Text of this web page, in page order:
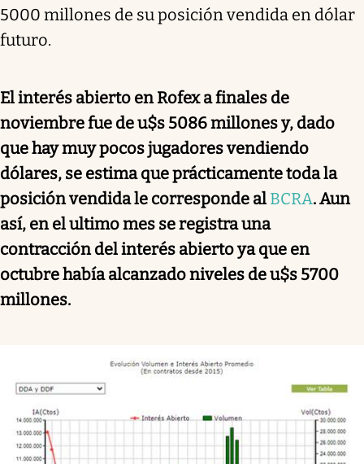
5000 millones de su posición vendida en dólar
futuro.
El interés abierto en Rofex a finales de
noviembre fue de u$s 5086 millones y, dado
que hay muy pocos jugadores vendiendo
dólares, se estima que prácticamente toda la
posición vendida le corresponde al BCRA. Aun
así, en el ultimo mes se registra una
contracción del interés abierto ya que en
octubre había alcanzado niveles de u$s 5700
millones.